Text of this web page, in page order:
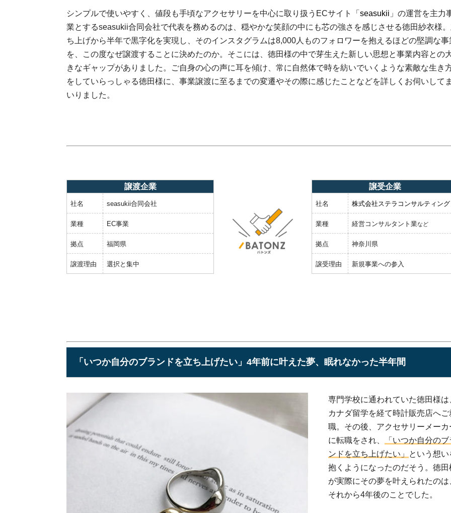
シンプルで使いやすく、値段も手頃なアクセサリーを中心に取り扱うECサイト「 seasukii 」の運営を主力
業とするseasukii合同会社で代表を務めるのは、穏やかな笑顔の中にも芯の強さを感じさせる徳田紗衣様
ち上げから半年で黒字化を実現し、そのインスタグラムは8,000人ものフォロワーを抱えるほどの堅調な事
を、この度なぜ譲渡することに決めたのか。そこには、徳田様の中で芽生えた新しい思想と事業内容との
きなギャップがありました。ご自身の心の声に耳を傾け、常に自然体で時を紡いでいくような素敵な生き
をしていらっしゃる徳田様に、事業譲渡に至るまでの変遷やその際に感じたことなどを詳しくお伺いしてま
いりました。
譲渡企業
社名 seasukii合同会社
業種 EC事業
拠点 福岡県
譲渡理由 選択と集中
譲受企業
社名 株式会社ステラコンサルティング
業種 経営コンサルタント業など
拠点 神奈川県
譲受理由 新規事業への参入
「いつか自分のブランドを立ち上げたい」4年前に叶えた夢、眠れなかった半年間
専門学校に通われていた徳田様は
カナダ留学を経て時計販売店へご
職。その後、アクセサリーメーカ
に転職をされ、
「いつか自分のブ
ンドを立ち上げたい」
という想い
抱くようになったのだそう。徳田
が実際にその夢を叶えられたのは
それから4年後のことでした。